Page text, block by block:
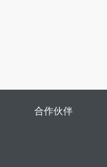
合作伙伴